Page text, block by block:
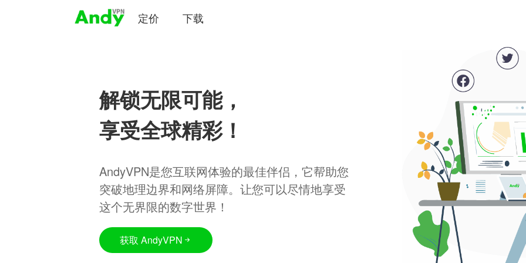
定价 下载
解锁无限可能，
享受全球精彩！
AndyVPN是您互联网体验的最佳伴侣，它帮助您
突破地理边界和网络屏障。让您可以尽情地享受
这个无界限的数字世界！
获取 AndyVPN